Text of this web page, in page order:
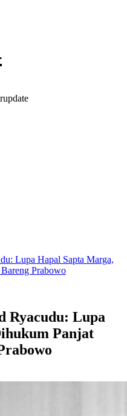
Lupa Hapal Sapta Marga,
Prabowo
Ryacudu: Lupa
Panjat